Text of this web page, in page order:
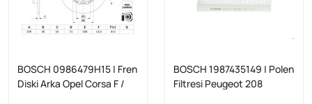
BOSCH 0986479H15 | Fren
Diski Arka Opel Corsa F /
BOSCH 1987435149 | Polen
Filtresi Peugeot 208